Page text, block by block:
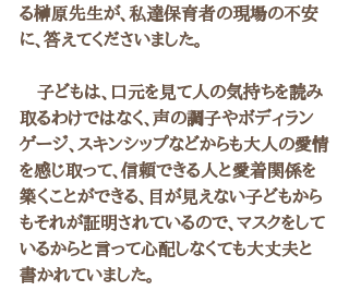
る榊原先生が、私達保育者の現場の不安
に、答えてくださいました。
子どもは、口元を見て人の気持ちを読み
取るわけではなく、声の調子やボディラン
ゲージ、スキンシップなどからも大人の愛情
を感じ取って、信頼できる人と愛着関係を
築くことができる、目が見えない子どもから
もそれが証明されているので、マスクをして
いるからと言って心配しなくても大丈夫と
書かれていました。